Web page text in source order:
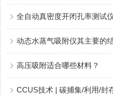
高压吸附适合哪些材料？